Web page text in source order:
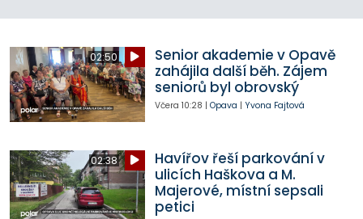
02:50
Senior akademie v Opavě
zahájila další běh. Zájem
seniorů byl obrovský
Včera 10:28 | Opava | Yvona Fajtová
02:38
Havířov řeší parkování v
ulicích Haškova a M.
Majerové, místní sepsali
petici